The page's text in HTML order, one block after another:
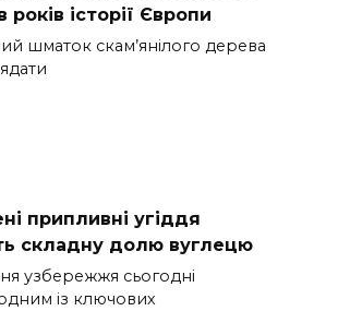
років історії Європи
шматок скам’янілого дерева
припливні угіддя
складну долю вуглецю
узбережжя сьогодні
із ключових